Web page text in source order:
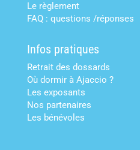
Le règlement
FAQ : questions /réponses
Infos pratiques
Retrait des dossards
Où dormir à Ajaccio ?
Les exposants
Nos partenaires
Les bénévoles